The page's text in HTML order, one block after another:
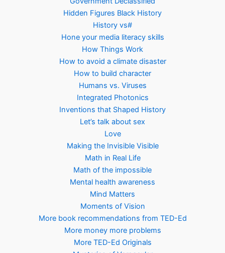
Hidden Figures Black History
History vs#
Hone your media literacy skills
How Things Work
How to avoid a climate disaster
How to build character
Humans vs. Viruses
Integrated Photonics
Inventions that Shaped History
Let’s talk about sex
Love
Making the Invisible Visible
Math in Real Life
Math of the impossible
Mental health awareness
Mind Matters
Moments of Vision
More book recommendations from TED-Ed
More money more problems
More TED-Ed Originals